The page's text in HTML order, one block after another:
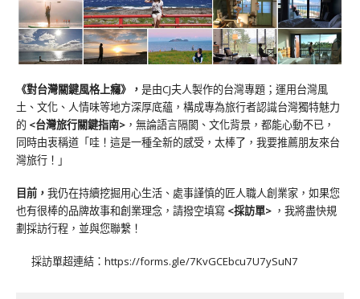
《對台灣關鍵風格上癮》 ， 是由CJ夫人製作的台灣專題；運用台灣風
土、文化、人情味等地方深厚底蘊，構成專為旅行者認識台灣獨特魅力
的 <台灣旅行關鍵指南> ，無論語言隔閡、文化背景，都能心動不已，
同時由衷稱道「哇！這是一種全新的感受，太棒了，我要推薦朋友來台
灣旅行！」
目前， 我仍在持續挖掘用心生活、處事謹慎的匠人職人創業家，如果您
也有很棒的品牌故事和創業理念，請撥空填寫 <採訪單> ，我將盡快規
劃採訪行程，並與您聯繫！
採訪單超連結： https://forms.gle/7KvGCEbcu7U7ySuN7